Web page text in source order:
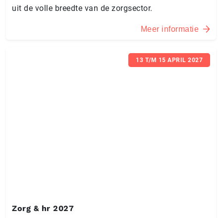
uit de volle breedte van de zorgsector.
Meer informatie
13 T/M 15 APRIL 2027
Zorg & hr 2027